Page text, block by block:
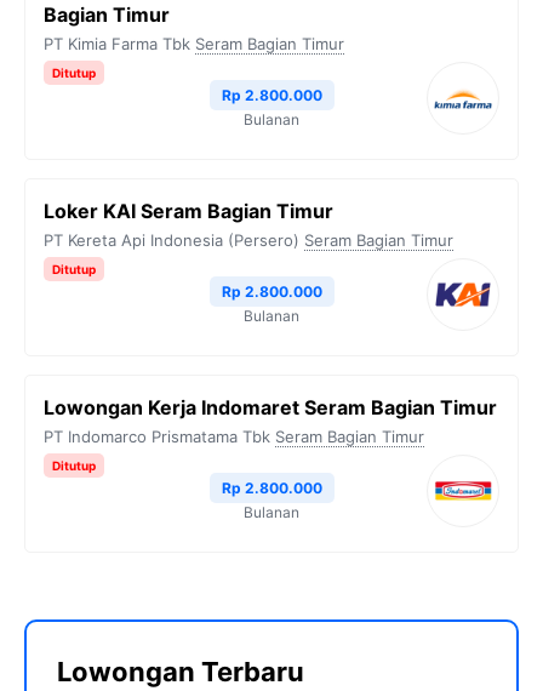
Bagian Timur
PT Kimia Farma Tbk Seram Bagian Timur
Ditutup
Rp 2.800.000
Bulanan
Loker KAI Seram Bagian Timur
PT Kereta Api Indonesia (Persero) Seram Bagian Timur
Ditutup
Rp 2.800.000
Bulanan
Lowongan Kerja Indomaret Seram Bagian Timur
PT Indomarco Prismatama Tbk Seram Bagian Timur
Ditutup
Rp 2.800.000
Bulanan
Lowongan Terbaru